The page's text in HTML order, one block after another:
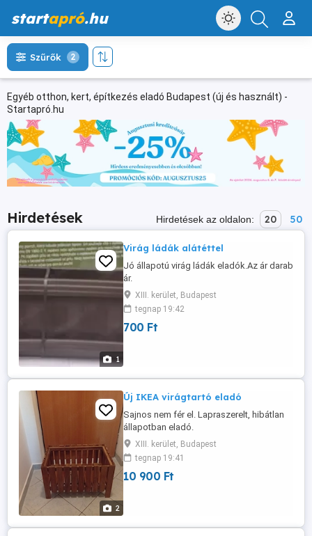
startapró.hu
Egyéb otthon, kert, építkezés eladó Budapest (új és használt) -
Startapró.hu
Szűrők 2
Hirdetések Hirdetések az oldalon: 20 50
1
Virág ládák alátéttel
Jó állapotú virág ládák eladók.Az ár darab
ár.
XIII. kerület, Budapest
tegnap 19:42
700 Ft
2
Új IKEA virágtartó eladó
Sajnos nem fér el. Lapraszerelt, hibátlan
állapotban eladó.
XIII. kerület, Budapest
tegnap 19:41
10 900 Ft